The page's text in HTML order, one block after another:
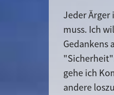
Jeder Ärger
muss. Ich
Gedankens
gehe ich
andere